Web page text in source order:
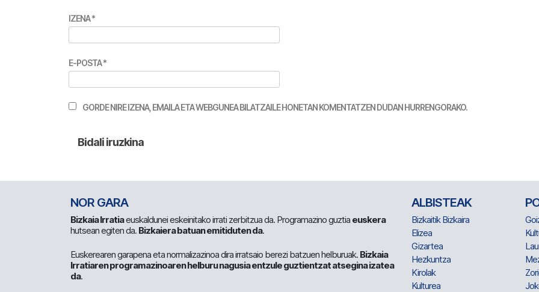
IZENA*
E-POSTA*
GORDE NIRE IZENA, EMAILA ETA WEBGUNEA BILATZAILE HONETAN KOMENTATZEN DUDAN HURRENGORAKO.
NOR GARA
Bizkaia Irratiaeuskaldunei eskeinitako irrati zerbitzua da. Programazino guztia euskera
hutsean egiten da. Bizkaiera batuan emitiduten da.
Euskerearen garapena eta normalizazinoa dira irratsaio berezi batzuen helburuak. Bizkaia
Irratiaren programazinoaren helburu nagusia entzule guztientzat atsegina izatea
da.
ALBISTEAK
Bizkaitik Bizkaira
Elizea
Gizartea
Hezkuntza
Kirolak
Kulturea